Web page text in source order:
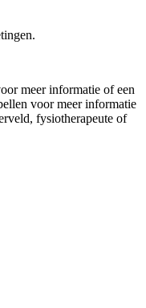
meer informatie of een
voor meer informatie
fysiotherapeute of